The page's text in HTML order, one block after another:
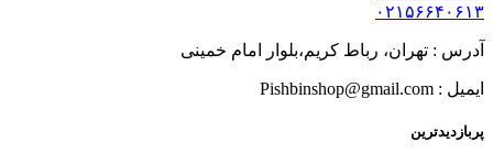
۰۲۱۵۶۶۴۰۶۱۳
آدرس : تهران، رباط کریم،بلوار امام خمینی
ایمیل : Pishbinshop@gmail.com
پربازدیدترین